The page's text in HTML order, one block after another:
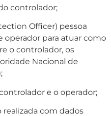
controlador;
Officer) pessoa
operador para atuar como
o controlador, os
Nacional de
e o operador;
com dados